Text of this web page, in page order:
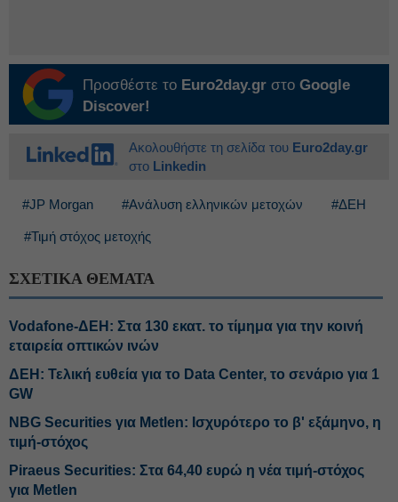
Προσθέστε το Euro2day.gr στο Google
Discover!
Ακολουθήστε τη σελίδα του Euro2day.gr
στο Linkedin
#JP Morgan #Ανάλυση ελληνικών μετοχών #ΔΕΗ
#Τιμή στόχος μετοχής
ΣΧΕΤΙΚΑ ΘΕΜΑΤΑ
Vodafone-ΔΕΗ: Στα 130 εκατ. το τίμημα για την κοινή
εταιρεία οπτικών ινών
ΔΕΗ: Τελική ευθεία για το Data Center, το σενάριο για 1
GW
NBG Securities για Metlen: Ισχυρότερο το β' εξάμηνο, η
τιμή-στόχος
Piraeus Securities: Στα 64,40 ευρώ η νέα τιμή-στόχος
για Metlen